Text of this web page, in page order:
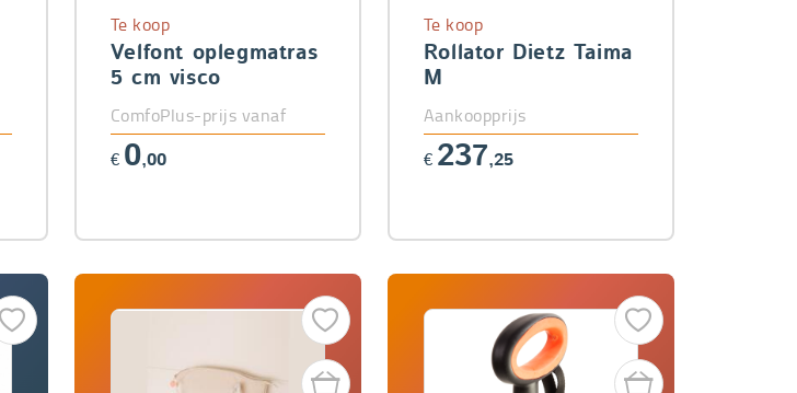
Velfont oplegmatras
5 cm visco
Te koop
ComfoPlus-prijs vanaf
€ 0,00
Rollator Dietz Taima
M
Te koop
Aankoopprijs
€ 237,25